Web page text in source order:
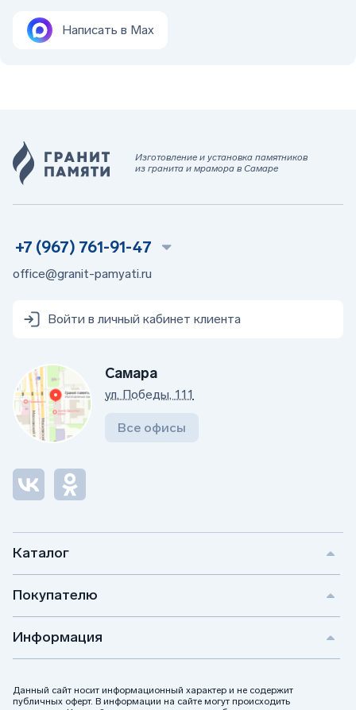
Написать в Max
Изготовление и установка памятников
из гранита и мрамора в Самаре
Каталог
Покупателю
Информация
Данный сайт носит информационный характер и не содержит
публичных оферт. В информации на сайте могут происходить
+7 (967) 761-91-47
office@granit-pamyati.ru
Войти в личный кабинет клиента
Самара
ул. Победы, 111
Все офисы